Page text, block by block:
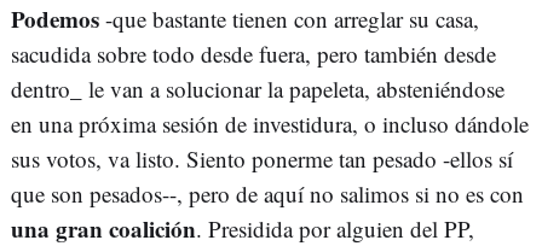
Podemos -que bastante tienen con arreglar su casa,
sacudida sobre todo desde fuera, pero también desde
dentro_ le van a solucionar la papeleta, absteniéndose
en una próxima sesión de investidura, o incluso dándole
sus votos, va listo. Siento ponerme tan pesado -ellos sí
que son pesados--, pero de aquí no salimos si no es con
una gran coalición. Presidida por alguien del PP,